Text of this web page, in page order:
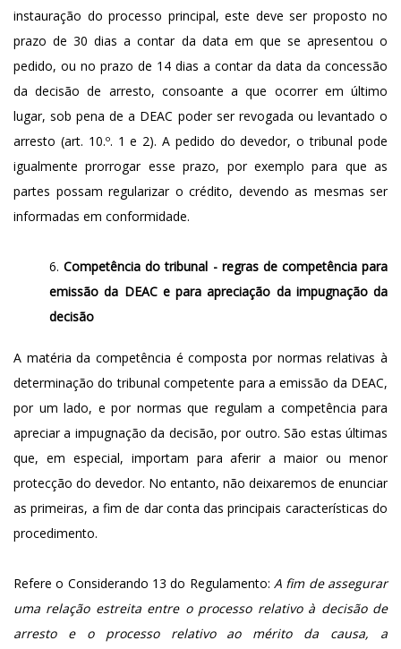
instauração do processo principal, este deve ser proposto no
prazo de 30 dias a contar da data em que se apresentou o
pedido, ou no prazo de 14 dias a contar da data da concessão
da decisão de arresto, consoante a que ocorrer em último
lugar, sob pena de a DEAC poder ser revogada ou levantado o
arresto (art. 10.º. 1 e 2). A pedido do devedor, o tribunal pode
igualmente prorrogar esse prazo, por exemplo para que as
partes possam regularizar o crédito, devendo as mesmas ser
informadas em conformidade.
Competência do tribunal - regras de competência para
emissão da DEAC e para apreciação da impugnação da
decisão
A matéria da competência é composta por normas relativas à
determinação do tribunal competente para a emissão da DEAC,
por um lado, e por normas que regulam a competência para
apreciar a impugnação da decisão, por outro. São estas últimas
que, em especial, importam para aferir a maior ou menor
protecção do devedor. No entanto, não deixaremos de enunciar
as primeiras, a fim de dar conta das principais características do
procedimento.
Refere o Considerando 13 do Regulamento: A fim de assegurar
uma relação estreita entre o processo relativo à decisão de
arresto e o processo relativo ao mérito da causa, a